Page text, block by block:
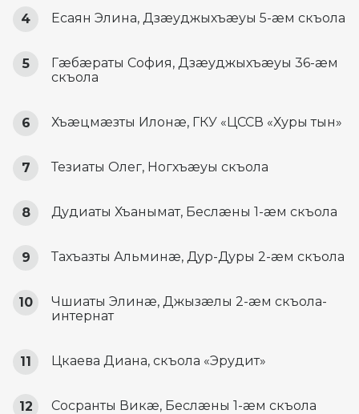
Есаян Элина, Дзæуджыхъæуы 5-æм скъола
Гæбæраты София, Дзæуджыхъæуы 36-æм
скъола
Хъæцмæзты Илонæ, ГКУ «ЦССВ «Хуры тын»
Тезиаты Олег, Ногхъæуы скъола
Дудиаты Хъанымат, Беслæны 1-æм скъола
Тахъазты Альминæ, Дур-Дуры 2-æм скъола
Чшиаты Элинæ, Джызæлы 2-æм скъола-
интернат
Цкаева Диана, скъола «Эрудит»
Сосранты Викæ, Беслæны 1-æм скъола